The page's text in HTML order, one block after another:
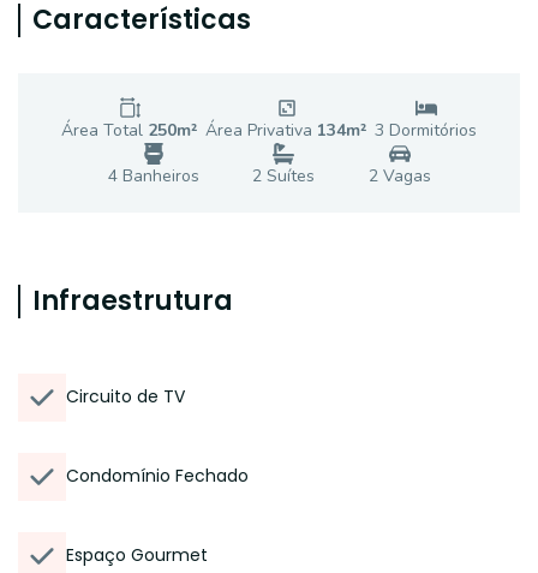
Características
Área Total 250m² Área Privativa 134m² 3 Dormitórios
4Banheiros 2 Suítes 2Vagas
Infraestrutura
Circuito de TV
Condomínio Fechado
Espaço Gourmet